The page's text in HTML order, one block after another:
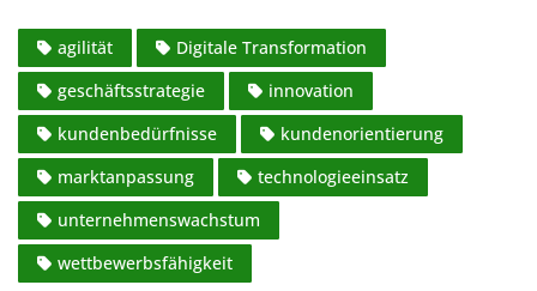
agilität
Digitale Transformation
geschäftsstrategie
innovation
kundenbedürfnisse
kundenorientierung
marktanpassung
technologieeinsatz
unternehmenswachstum
wettbewerbsfähigkeit